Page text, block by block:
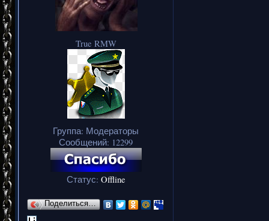
True RMW
Группа: Модераторы
Сообщений: 12299
Статус: Offline
Поделиться…